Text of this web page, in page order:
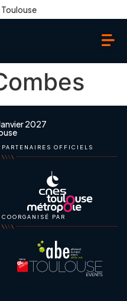
Toulouse
2027
PARTENAIRES OFFICIELS
COORGANISÉ PAR